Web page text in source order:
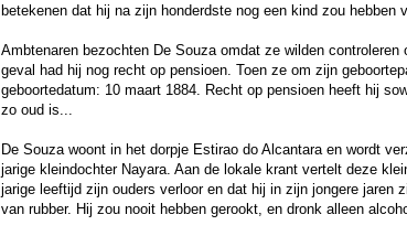
betekenen dat hij na zijn honderdste nog een kind zou hebben
Ambtenaren bezochten De Souza omdat ze wilden
geval had hij nog recht op pensioen. Toen ze om zijn
geboortedatum: 10 maart 1884. Recht op pensioen heeft hij
zo oud is...
De Souza woont in het dorpje Estirao do Alcantara en wordt
jarige kleindochter Nayara. Aan de lokale krant vertelt deze
jarige leeftijd zijn ouders verloor en dat hij in zijn jongere jaren
van rubber. Hij zou nooit hebben gerookt, en dronk alleen